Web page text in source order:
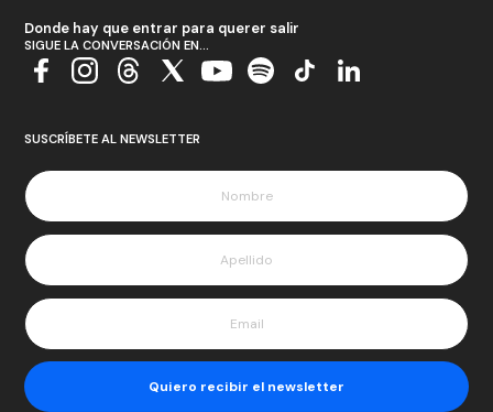
Donde hay que entrar para querer salir
SIGUE LA CONVERSACIÓN EN...
SUSCRÍBETE AL NEWSLETTER